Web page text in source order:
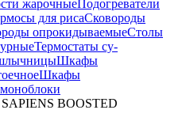
жарочныеПодогреватели
для рисаСковороды
опрокидываемыеСтолы
Термостаты су-
Шкафы
Шкафы
BOOSTED